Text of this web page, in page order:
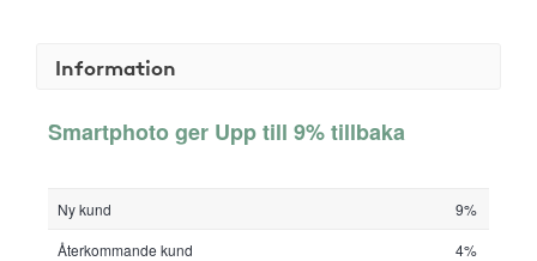
Information
Smartphoto ger Upp till 9% tillbaka
Ny kund
9%
Återkommande kund
4%